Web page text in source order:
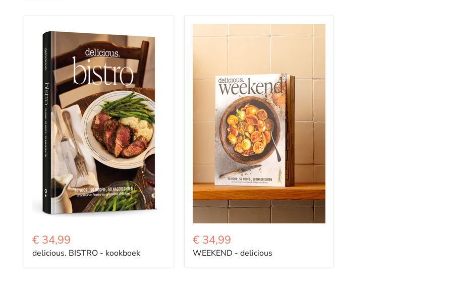
€ 34,99
delicious. BISTRO - kookboek
€ 34,99
WEEKEND - delicious